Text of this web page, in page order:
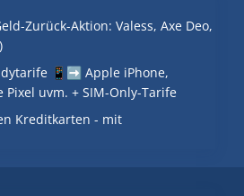
Zurück-Aktion: Valess, Axe Deo,
📱➡️ Apple iPhone,
Pixel uvm. + SIM-Only-Tarife
Kreditkarten - mit